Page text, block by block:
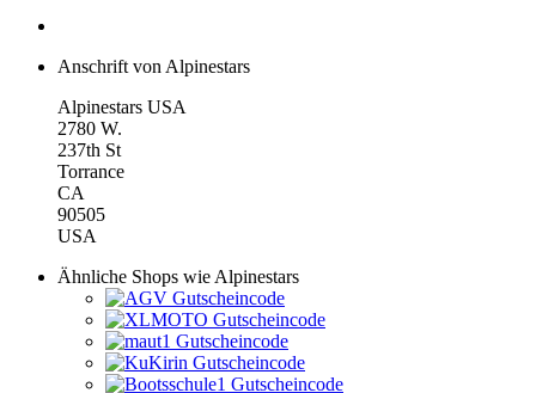
Anschrift von Alpinestars
Alpinestars USA
2780 W.
237th St
Torrance
CA
90505
USA
Ähnliche Shops wie Alpinestars